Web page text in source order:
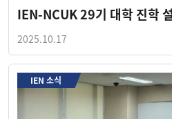
IEN-NCUK 29기 대학 진학
2025.10.17
IEN 소식